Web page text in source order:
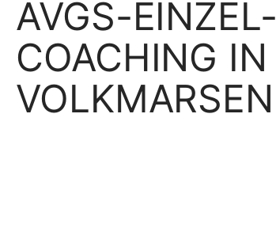
AVGS-EINZEL-
COACHING IN
VOLKMARSEN